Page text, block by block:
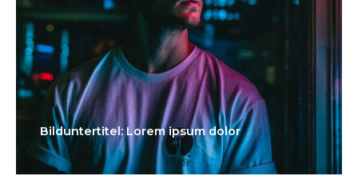
Bilduntertitel: Lorem ipsum dolor